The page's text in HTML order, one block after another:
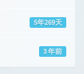
5年269天
3 年前